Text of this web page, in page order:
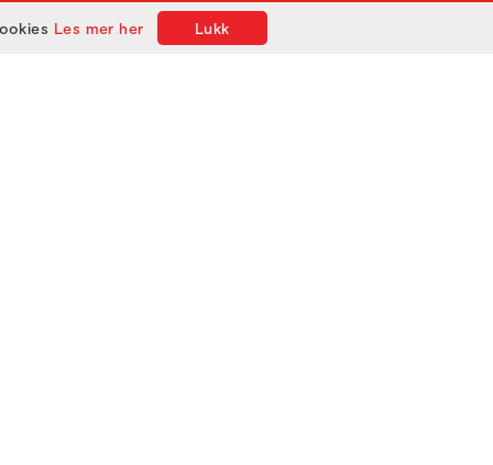
Lukk
Les mer her